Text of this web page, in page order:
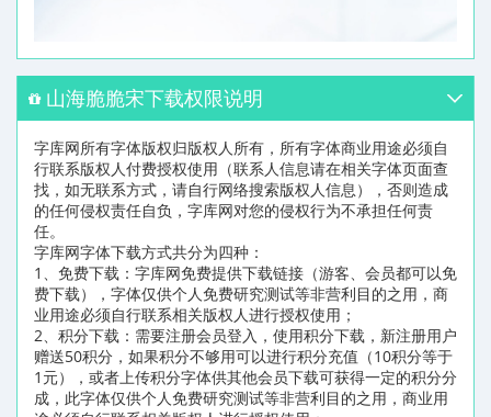
山海脆脆宋下载权限说明
字库网所有字体版权归版权人所有，所有字体商业用途必须自
行联系版权人付费授权使用（联系人信息请在相关字体页面查
找，如无联系方式，请自行网络搜索版权人信息），否则造成
的任何侵权责任自负，字库网对您的侵权行为不承担任何责
任。
字库网字体下载方式共分为四种：
1、免费下载：字库网免费提供下载链接（游客、会员都可以免
费下载），字体仅供个人免费研究测试等非营利目的之用，商
业用途必须自行联系相关版权人进行授权使用；
2、积分下载：需要注册会员登入，使用积分下载，新注册用户
赠送50积分，如果积分不够用可以进行积分充值（10积分等于
1元），或者上传积分字体供其他会员下载可获得一定的积分分
成，此字体仅供个人免费研究测试等非营利目的之用，商业用